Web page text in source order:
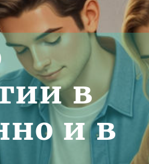
в
и в